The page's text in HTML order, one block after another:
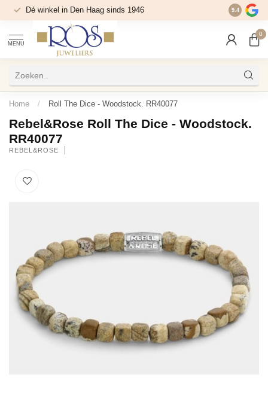
Dé winkel in Den Haag sinds 1946 9.4
MENU
0
Home / Roll The Dice - Woodstock. RR40077
Rebel&Rose Roll The Dice - Woodstock.
RR40077
REBEL&ROSE